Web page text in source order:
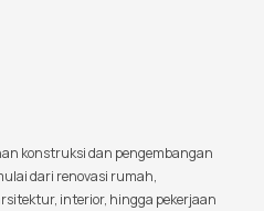
konstruksi dan pengembangan
dari renovasi rumah,
interior, hingga pekerjaan